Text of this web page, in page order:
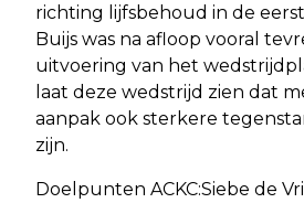
richting lijfsbehoud in de
Buijs was na afloop vooral
uitvoering van het
laat deze wedstrijd zien dat
aanpak ook sterkere
zijn.
Doelpunten ACKC:Siebe de